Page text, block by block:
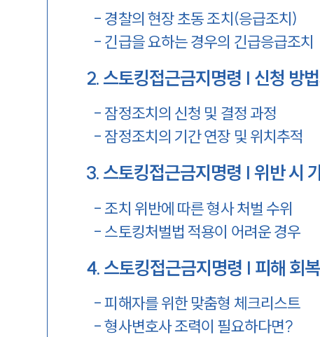
- 경찰의 현장 초동 조치(응급조치)
- 긴급을 요하는 경우의 긴급응급조치
2.스토킹접근금지명령 | 신청 방
- 잠정조치의 신청 및 결정 과정
- 잠정조치의 기간 연장 및 위치추적
3.스토킹접근금지명령 | 위반 시
- 조치 위반에 따른 형사 처벌 수위
- 스토킹처벌법 적용이 어려운 경우
4.스토킹접근금지명령 | 피해 회
-피해자를 위한 맞춤형 체크리스트
-형사변호사 조력이 필요하다면?